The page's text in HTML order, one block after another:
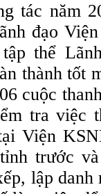
tác năm
đạo
thể
thành tốt
06 cuộc
tra việc
Viện
trước
lập